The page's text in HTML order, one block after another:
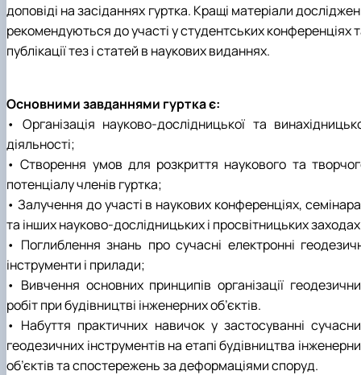
доповіді на засіданнях гуртка. Кращі матеріали
рекомендуються до участі у студентських конференціях
публікації тез і статей в наукових виданнях.
Основними завданнями гуртка є:
• Організація науково-дослідницької та
діяльності;
• Створення умов для розкриття наукового та
потенціалу членів гуртка;
• Залучення до участі в наукових конференціях,
та інших науково-дослідницьких і просвітницьких
• Поглиблення знань про сучасні електронні
інструменти і прилади;
• Вивчення основних принципів організації
робіт при будівництві інженерних об’єктів.
• Набуття практичних навичок у застосуванні
геодезичних інструментів на етапі будівництва
об’єктів та спостережень за деформаціями споруд.